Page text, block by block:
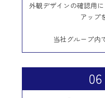
外観デザインの確認用
アップ
当社グループ内
06